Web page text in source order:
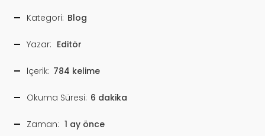
Kategori: Blog
Yazar: Editör
İçerik: 784 kelime
Okuma Süresi: 6 dakika
Zaman: 1 ay önce